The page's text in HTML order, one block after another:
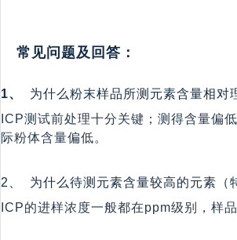
常见问题及回答：
1、 为什么粉末样品所测元素含量相对
ICP测试前处理十分关键；测得含量偏
际粉体含量偏低。
2、 为什么待测元素含量较高的元素（
ICP的进样浓度一般都在ppm级别，样